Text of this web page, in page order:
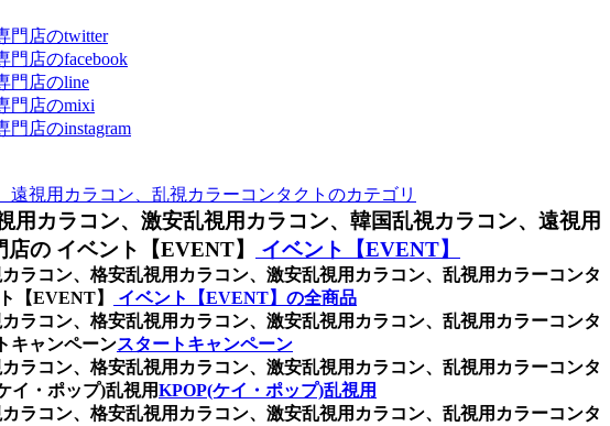
門店のtwitter
店のfacebook
門店のline
門店のmixi
店のinstagram
視用カラコン、乱視カラーコンタクトのカテゴリ
用カラコン、激安乱視用カラコン、韓国乱視カラコン、遠視用
の イベント【EVENT】
イベント【EVENT】
ラコン、格安乱視用カラコン、激安乱視用カラコン、乱視用カラーコンタ
【EVENT】
イベント【EVENT】の全商品
ラコン、格安乱視用カラコン、激安乱視用カラコン、乱視用カラーコンタ
キャンペーンスタートキャンペーン
ラコン、格安乱視用カラコン、激安乱視用カラコン、乱視用カラーコンタ
イ・ポップ)乱視用KPOP(ケイ・ポップ)乱視用
ラコン、格安乱視用カラコン、激安乱視用カラコン、乱視用カラーコンタ